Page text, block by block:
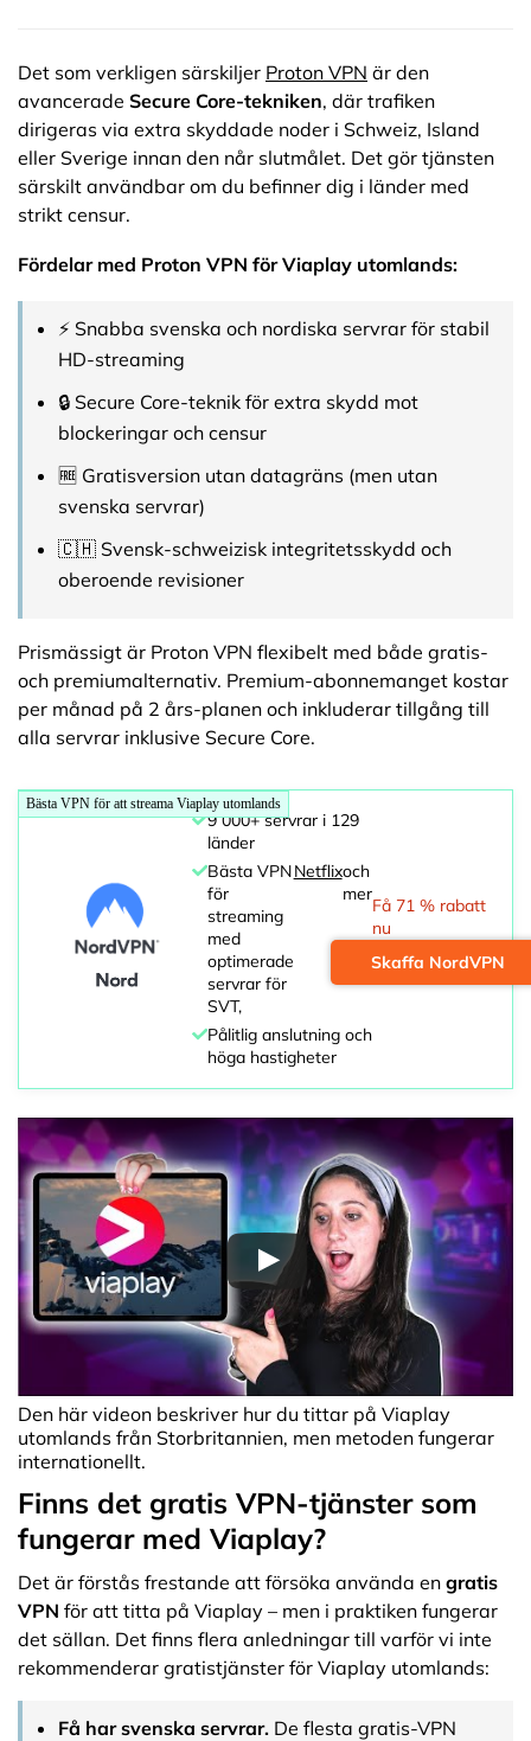
Det som verkligen särskiljer Proton VPN är den
avancerade Secure Core-tekniken, där trafiken
dirigeras via extra skyddade noder i Schweiz, Island
eller Sverige innan den når slutmålet. Det gör tjänsten
särskilt användbar om du befinner dig i länder med
strikt censur.
Fördelar med Proton VPN för Viaplay utomlands:
⚡ Snabba svenska och nordiska servrar för stabil
HD-streaming
🔒 Secure Core-teknik för extra skydd mot
blockeringar och censur
🆓 Gratisversion utan datagräns (men utan
svenska servrar)
🇨🇭 Svensk-schweizisk integritetsskydd och
oberoende revisioner
Prismässigt är Proton VPN flexibelt med både gratis-
och premiumalternativ. Premium-abonnemanget kostar
per månad på 2 års-planen och inkluderar tillgång till
alla servrar inklusive Secure Core.
Bästa VPN för att streama Viaplay utomlands
9 000+ servrar i 129
länder
Bästa VPN
för
streaming
med
optimerade
servrar för
SVT,
Netflixoch
mer
Pålitlig anslutning och
höga hastigheter
Få 71 % rabatt
nu
Skaffa NordVPN
Den här videon beskriver hur du tittar på Viaplay
utomlands från Storbritannien, men metoden fungerar
internationellt.
Finns det gratis VPN-tjänster som
fungerar med Viaplay?
Det är förstås frestande att försöka använda en gratis
VPN för att titta på Viaplay – men i praktiken fungerar
det sällan. Det finns flera anledningar till varför vi inte
rekommenderar gratistjänster för Viaplay utomlands:
Få har svenska servrar. De flesta gratis-VPN